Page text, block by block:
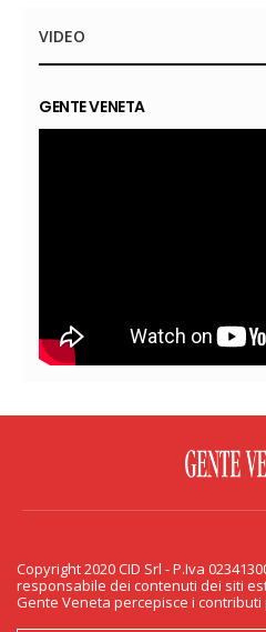
VIDEO
GENTE VENETA
PRIVACY &
Copyright 2020 CID Srl - P.Iva
dei contenuti dei siti esterni
Copyright 2020 CID Srl - P.Iva
responsabile dei contenuti dei siti
Gente Veneta percepisce i contributi